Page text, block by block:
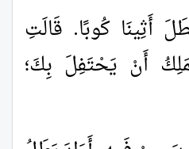
أَثِينَا كُوبًا. قَالَتِ
أَنْ يَحْتَفِلَ بِكَ؛